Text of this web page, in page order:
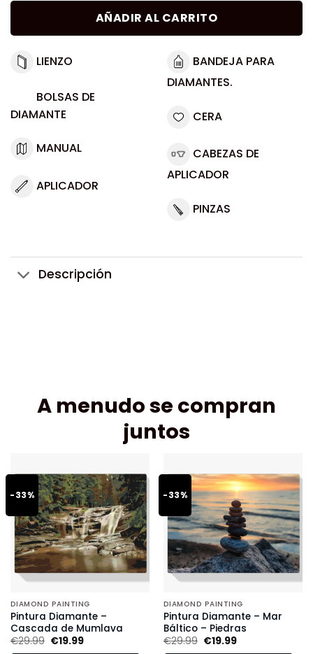
AÑADIR AL CARRITO
LIENZO
BOLSAS DE
DIAMANTE
MANUAL
APLICADOR
BANDEJA PARA
DIAMANTES.
CERA
CABEZAS DE
APLICADOR
PINZAS
Descripción
A menudo se compran
juntos
-33%
DIAMOND PAINTING
Pintura Diamante –
Cascada de Mumlava
€29.99 €19.99
-33%
DIAMOND PAINTING
Pintura Diamante – Mar
Báltico – Piedras
€29.99 €19.99